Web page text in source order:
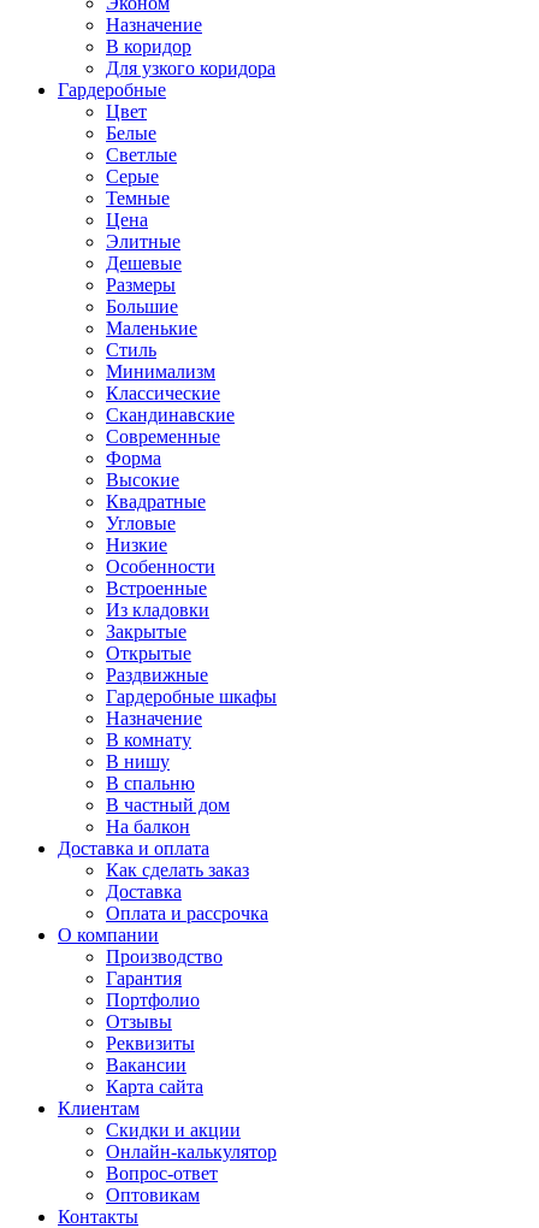
Назначение
В коридор
Для узкого коридора
Гардеробные
Цвет
Белые
Светлые
Серые
Темные
Цена
Элитные
Дешевые
Размеры
Большие
Маленькие
Стиль
Минимализм
Классические
Скандинавские
Современные
Форма
Высокие
Квадратные
Угловые
Низкие
Особенности
Встроенные
Из кладовки
Закрытые
Открытые
Раздвижные
Гардеробные шкафы
Назначение
В комнату
В нишу
В спальню
В частный дом
На балкон
Доставка и оплата
Как сделать заказ
Доставка
Оплата и рассрочка
О компании
Производство
Гарантия
Портфолио
Отзывы
Реквизиты
Вакансии
Карта сайта
Клиентам
Скидки и акции
Онлайн-калькулятор
Вопрос-ответ
Оптовикам
Контакты